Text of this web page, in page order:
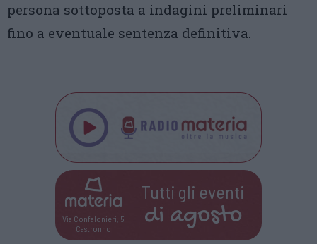
persona sottoposta a indagini preliminari
fino a eventuale sentenza definitiva.
Via Confalonieri, 5
Castronno
Tutti gli eventi
di agosto